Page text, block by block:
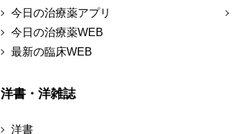
今日の治療薬アプリ
今日の治療薬WEB
最新の臨床WEB
洋書・洋雑誌
洋書